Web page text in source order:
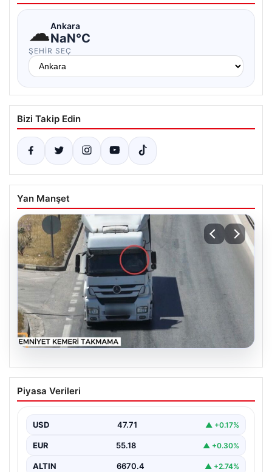
☁Ankara
NaN°C
ŞEHIR SEÇ
Bizi Takip Edin
Yan Manşet
06.08.2026
Otoyolda dron destekli denetim: Bin
123 araca ceza
Piyasa Verileri
USD 47.71 ▲ +0.17%
EUR 55.18 ▲ +0.30%
ALTIN 6670.4 ▲ +2.74%